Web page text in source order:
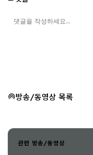
방송/동영상 목록
관련 방송/동영상